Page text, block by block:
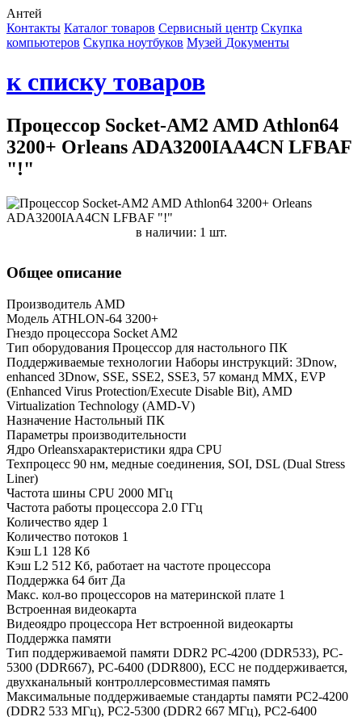
Антей
Контакты Каталог товаров Сервисный центр Cкупка
компьютеров Cкупка ноутбуков Музей Документы
к списку товаров
Процессор Socket-AM2 AMD Athlon64
3200+ Orleans ADA3200IAA4CN LFBAF
"!"
в наличии: 1 шт.
Общее описание
Производитель AMD
Модель ATHLON-64 3200+
Гнездо процессора Socket AM2
Тип оборудования Процессор для настольного ПК
Поддерживаемые технологии Наборы инструкций: 3Dnow,
enhanced 3Dnow, SSE, SSE2, SSE3, 57 команд MMX, EVP
(Enhanced Virus Protection/Execute Disable Bit), AMD
Virtualization Technology (AMD-V)
Назначение Настольный ПК
Параметры производительности
Ядро Orleansхарактеристики ядра CPU
Техпроцесс 90 нм, медные соединения, SOI, DSL (Dual Stress
Liner)
Частота шины CPU 2000 МГц
Частота работы процессора 2.0 ГГц
Количество ядер 1
Количество потоков 1
Кэш L1 128 Кб
Кэш L2 512 Кб, работает на частоте процессора
Поддержка 64 бит Да
Макс. кол-во процессоров на материнской плате 1
Встроенная видеокарта
Видеоядро процессора Нет встроенной видеокарты
Поддержка памяти
Тип поддерживаемой памяти DDR2 PC-4200 (DDR533), PC-
5300 (DDR667), PC-6400 (DDR800), ECC не поддерживается,
двухканальный контроллерсовместимая память
Максимальные поддерживаемые стандарты памяти PC2-4200
(DDR2 533 МГц), PC2-5300 (DDR2 667 МГц), PC2-6400